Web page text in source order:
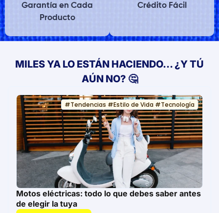
Garantía en Cada
Producto
Crédito Fácil
MILES YA LO ESTÁN HACIENDO… ¿Y TÚ
AÚN NO? 🤔
#Tendencias #Estilo de Vida #Tecnología
Motos eléctricas: todo lo que debes saber antes
de elegir la tuya